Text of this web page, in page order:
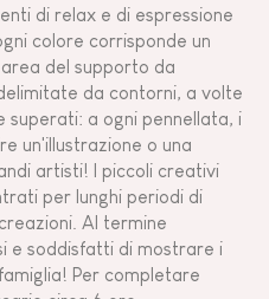
di relax e di espressione
colore corrisponde un
del supporto da
da contorni, a volte
superati: a ogni pennellata, i
un'illustrazione o una
artisti! I piccoli creativi
per lunghi periodi di
Al termine
e soddisfatti di mostrare i
Per completare